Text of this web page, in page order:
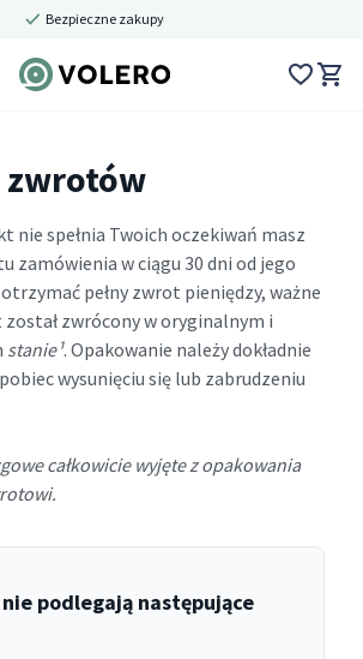
Bezpieczne zakupy
nie spełnia Twoich oczekiwań masz
zamówienia w ciągu 30 dni od jego
pełny zwrot pieniędzy, ważne
zwrócony w oryginalnym i
stanie¹. Opakowanie należy dokładnie
wysunięciu się lub zabrudzeniu
całkowicie wyjęte z opakowania
podlegają następujące